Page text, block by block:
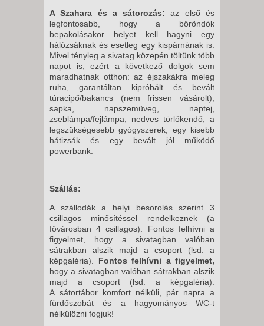
A Szahara és a sátorozás: az első és
legfontosabb, hogy a bőröndök
bepakolásakor helyet kell hagyni egy
hálózsáknak és esetleg egy kispárnának is.
Mivel tényleg a sivatag közepén töltünk több
napot is, ezért a következő dolgok sem
maradhatnak otthon: az éjszakákra meleg
ruha, garantáltan kipróbált és bevált
túracipő/bakancs (nem frissen vásárolt),
sapka, napszemüveg, naptej,
zseblámpa/fejlámpa, nedves törlőkendő, a
legszükségesebb gyógyszerek, egy kisebb
hátizsák és egy bevált jól működő
powerbank.
Szállás:
A szállodák a helyi besorolás szerint 3
csillagos minősítéssel rendelkeznek (a
fővárosban 4 csillagos). Fontos felhívni a
figyelmet, hogy a sivatagban valóban
sátrakban alszik majd a csoport (lsd. a
képgaléria). Fontos felhívni a figyelmet,
hogy a sivatagban valóban sátrakban alszik
majd a csoport (lsd. a képgaléria).
A sátortábor komfort nélküli, pár napra a
fürdőszobát és a hagyományos WC-t
nélkülözni fogjuk!